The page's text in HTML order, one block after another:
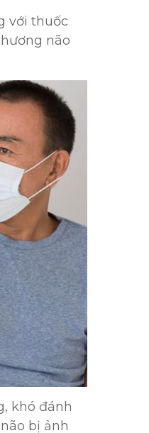
với thuốc
não
khó đánh
bị ảnh